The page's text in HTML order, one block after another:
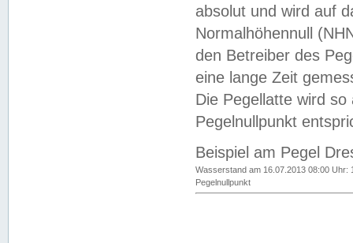
absolut und wird auf
Normalhöhennull
den Betreiber des
eine lange Zeit
Die Pegellatte wird
Pegelnullpunkt
Beispiel am Pegel
Wasserstand am 16.07.2013 08:00 Uhr:
Pegelnullpunkt